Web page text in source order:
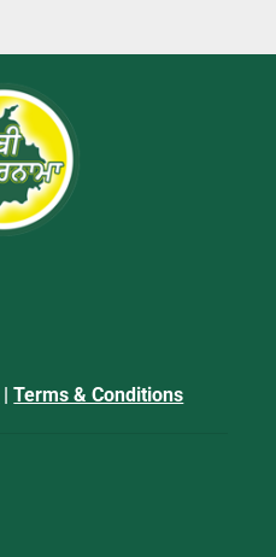
|Terms & Conditions